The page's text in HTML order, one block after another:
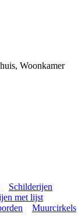
Woonkamer
Schilderijen
met lijst
Muurcirkels